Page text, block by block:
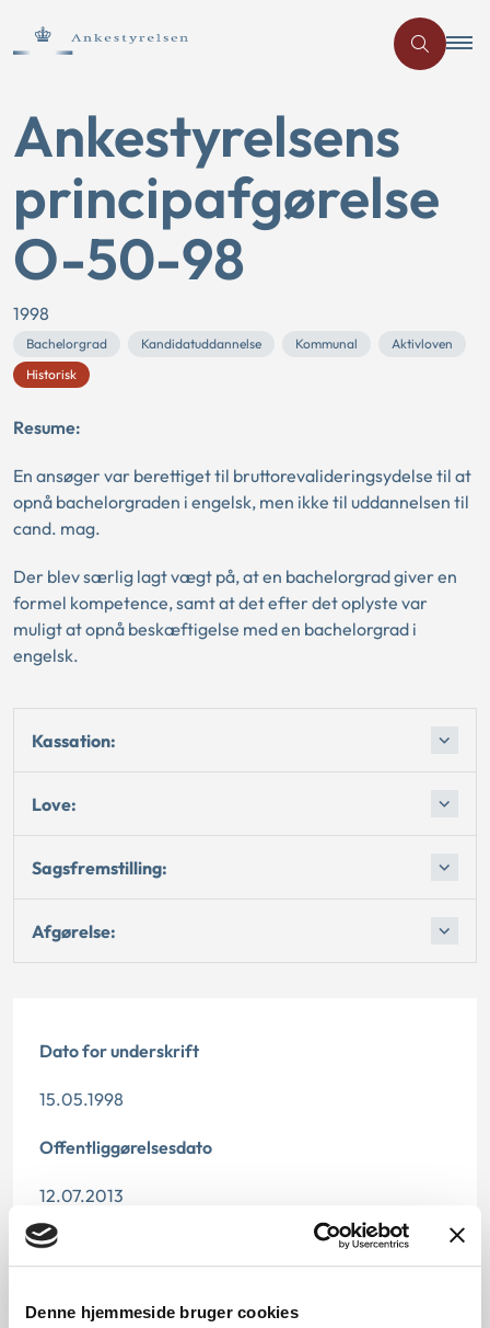
Denne hjemmeside bruger cookies
Ankestyrelsens
principafgørelse
O-50-98
1998
Bachelorgrad Kandidatuddannelse Kommunal
Aktivloven
Historisk
Resume:
En ansøger var berettiget til bruttorevalideringsydelse til at
opnå bachelorgraden i engelsk, men ikke til uddannelsen til
cand. mag.
Der blev særlig lagt vægt på, at en bachelorgrad giver en
formel kompetence, samt at det efter det oplyste var
muligt at opnå beskæftigelse med en bachelorgrad i
engelsk.
Kassation:
Love:
Sagsfremstilling:
Afgørelse:
Dato for underskrift
15.05.1998
Offentliggørelsesdato
12.07.2013
Paragraf